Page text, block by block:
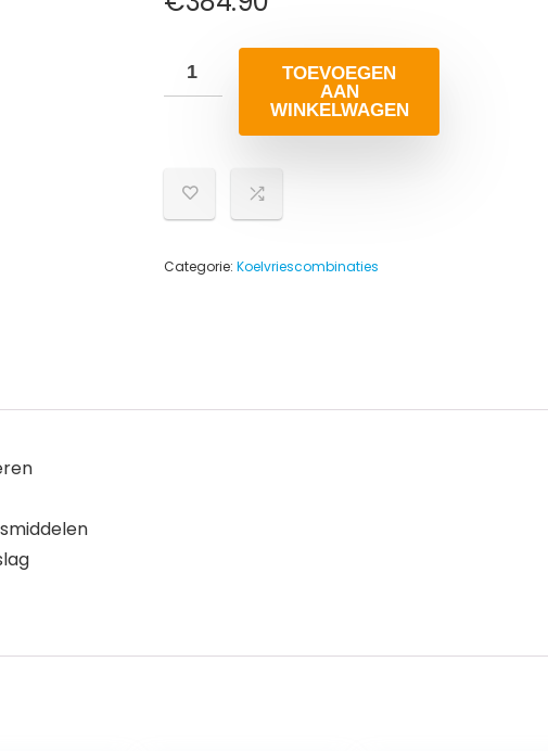
TOEVOEGEN
AAN
WINKELWAGEN
Categorie: Koelvriescombinaties